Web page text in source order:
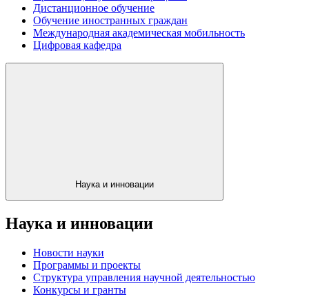
Дистанционное обучение
Обучение иностранных граждан
Международная академическая мобильность
Цифровая кафедра
Наука и инновации
Наука и инновации
Новости науки
Программы и проекты
Структура управления научной деятельностью
Конкурсы и гранты